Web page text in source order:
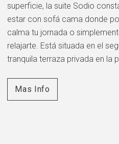
superficie, la suite Sodio
estar con sofá cama donde
calma tu jornada o
relajarte. Está situada en el
tranquila terraza privada en la
Mas Info